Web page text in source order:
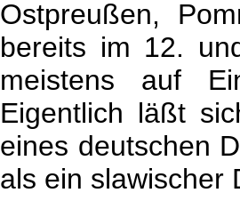
Ostpreußen,
bereits im 12.
meistens auf
Eigentlich läßt
eines deutschen
als ein slawischer